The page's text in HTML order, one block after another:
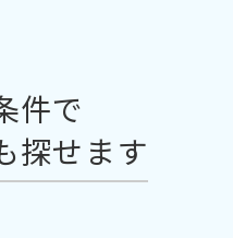
件で
探せます